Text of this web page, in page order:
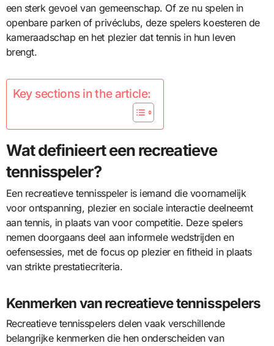
een sterk gevoel van gemeenschap. Of ze nu spelen in
openbare parken of privéclubs, deze spelers koesteren de
kameraadschap en het plezier dat tennis in hun leven
brengt.
Key sections in the article:
Wat definieert een recreatieve
tennisspeler?
Een recreatieve tennisspeler is iemand die voornamelijk
voor ontspanning, plezier en sociale interactie deelneemt
aan tennis, in plaats van voor competitie. Deze spelers
nemen doorgaans deel aan informele wedstrijden en
oefensessies, met de focus op plezier en fitheid in plaats
van strikte prestatiecriteria.
Kenmerken van recreatieve tennisspelers
Recreatieve tennisspelers delen vaak verschillende
belangrijke kenmerken die hen onderscheiden van